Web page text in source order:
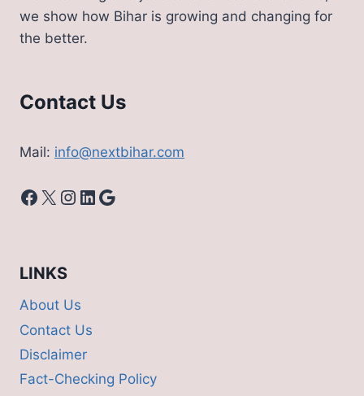
वेकेशन
की
we show how Bihar is growing and changing for
the better.
Contact Us
Mail: info@nextbihar.com
Facebook
X Instagram
LinkedIn
Google
LINKS
About Us
Contact Us
Disclaimer
Fact-Checking Policy